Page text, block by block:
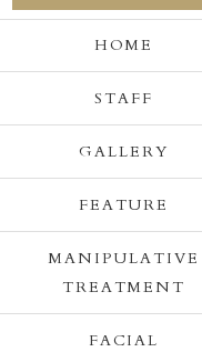
HOME
STAFF
GALLERY
FEATURE
MANIPULATIVE
TREATMENT
FACIAL